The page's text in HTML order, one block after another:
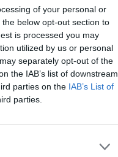
of your personal or
below opt-out section to
is processed you may
utilized by us or personal
separately opt-out of the
the IAB’s list of downstream
parties on the IAB’s List of
parties.